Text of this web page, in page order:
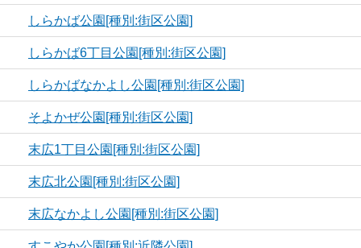
しらかば公園[種別:街区公園]
しらかば6丁目公園[種別:街区公園]
しらかばなかよし公園[種別:街区公園]
そよかぜ公園[種別:街区公園]
末広1丁目公園[種別:街区公園]
末広北公園[種別:街区公園]
末広なかよし公園[種別:街区公園]